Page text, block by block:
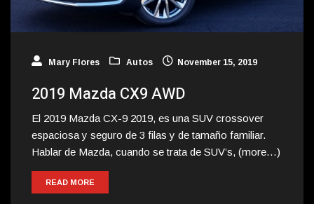
Mary Flores Autos November 15, 2019
2019 Mazda CX9 AWD
El 2019 Mazda CX-9 2019, es una SUV crossover
espaciosa y seguro de 3 filas y de tamaño familiar.
Hablar de Mazda, cuando se trata de SUV’s, (more…)
READ MORE